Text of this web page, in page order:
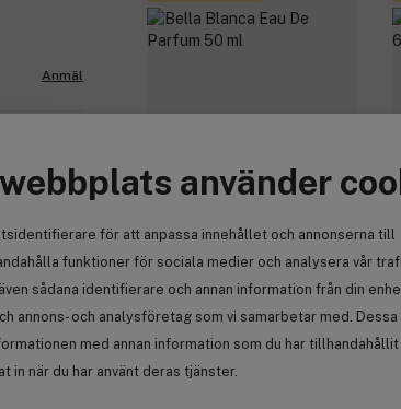
använder
för att anpassa innehållet och annonserna till
funktioner för sociala medier och analysera vår
sådana identifierare och annan information från din
annons- och analysföretag som vi samarbetar med. Dessa
med annan information som du har
in när du har använt deras tjänster.
Bella Blanca Eau De Parfum 50
682 kr
Anmäl